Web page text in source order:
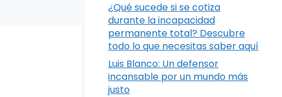
¿Qué sucede si se cotiza
durante la incapacidad
permanente total? Descubre
todo lo que necesitas saber aquí
Luis Blanco: Un defensor
incansable por un mundo más
justo